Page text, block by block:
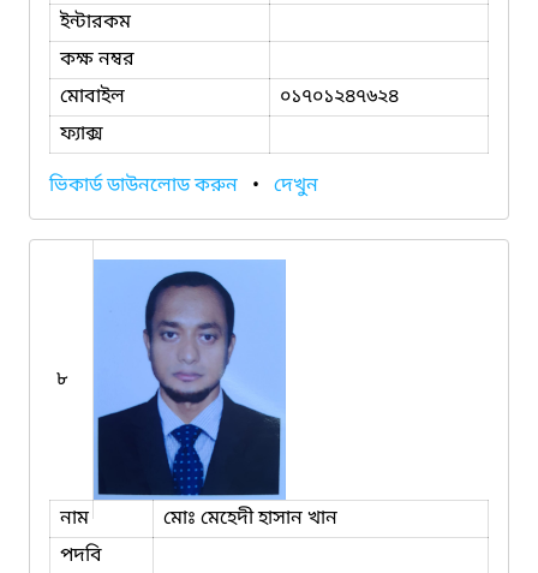
ইন্টারকম
কক্ষ নম্বর
মোবাইল
০১৭০১২৪৭৬২৪
ফ্যাক্স
ভিকার্ড ডাউনলোড করুন • দেখুন
৮
নাম
মোঃ মেহেদী হাসান খান
পদবি